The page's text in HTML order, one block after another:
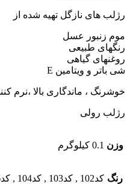
رژلب های نازگل تهیه شده از
موم زنبور عسل
رنگهای طبیعی
روغنهای گیاهی
شی باتر و ویتامین E
خوشرنگ ، ماندگاری بالا ،نرم
رژلب رولی
وزن 0.1 کیلوگرم
رنگ کد102 , کد103 , کد104 , کد106